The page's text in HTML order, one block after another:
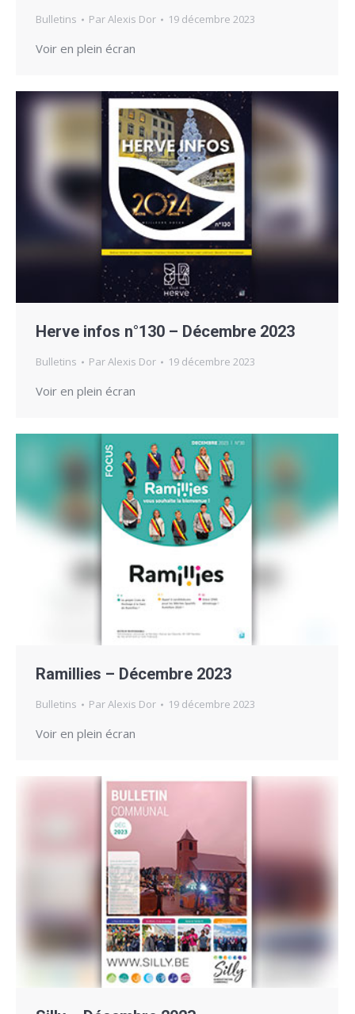
Bulletins ParAlexis Dor 19 décembre 2023
Voir en plein écran
Herve infos n°130 – Décembre 2023
Bulletins ParAlexis Dor 19 décembre 2023
Voir en plein écran
Ramillies – Décembre 2023
Bulletins ParAlexis Dor 19 décembre 2023
Voir en plein écran